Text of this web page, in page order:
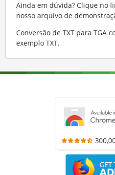
Ainda em dúvida? Clique no
nosso arquivo de
Conversão de TXT para TGA
exemplo TXT.